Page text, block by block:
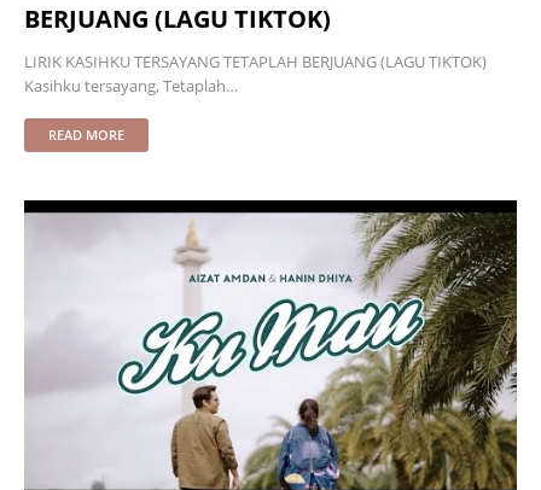
BERJUANG (LAGU TIKTOK)
LIRIK KASIHKU TERSAYANG TETAPLAH BERJUANG (LAGU TIKTOK)
Kasihku tersayang, Tetaplah…
READ MORE